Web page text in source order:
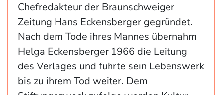
Chefredakteur der Braunschweiger
Zeitung Hans Eckensberger gegründet.
Nach dem Tode ihres Mannes übernahm
Helga Eckensberger 1966 die Leitung
des Verlages und führte sein Lebenswerk
bis zu ihrem Tod weiter. Dem